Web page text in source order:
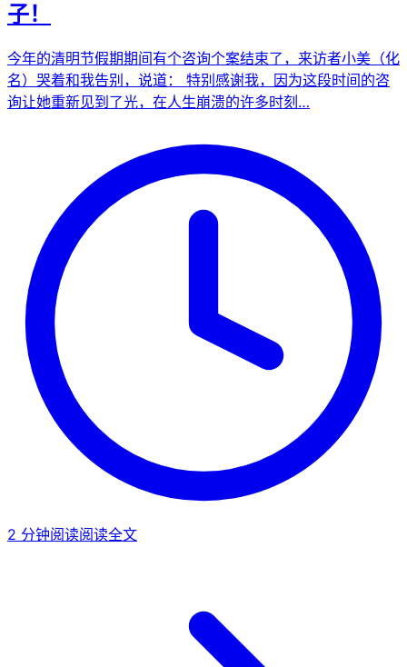
子！
今年的清明节假期期间有个咨询个案结束了，来访者小美（化
名）哭着和我告别，说道： 特别感谢我，因为这段时间的咨
询让她重新见到了光，在人生崩溃的许多时刻…
2 分钟阅读阅读全文